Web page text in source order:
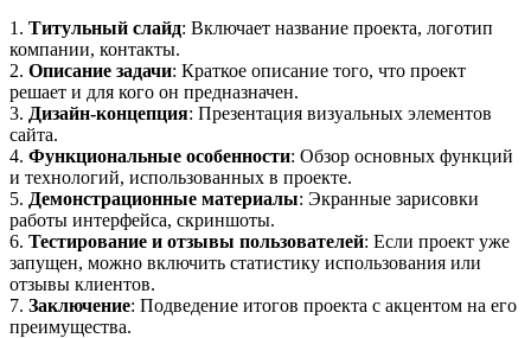
1. Титульный слайд: Включает название проекта, логотип
компании, контакты.
2. Описание задачи: Краткое описание того, что проект
решает и для кого он предназначен.
3. Дизайн-концепция: Презентация визуальных элементов
сайта.
4. Функциональные особенности: Обзор основных функций
и технологий, использованных в проекте.
5. Демонстрационные материалы: Экранные зарисовки
работы интерфейса, скриншоты.
6. Тестирование и отзывы пользователей: Если проект уже
запущен, можно включить статистику использования или
отзывы клиентов.
7. Заключение: Подведение итогов проекта с акцентом на его
преимущества.